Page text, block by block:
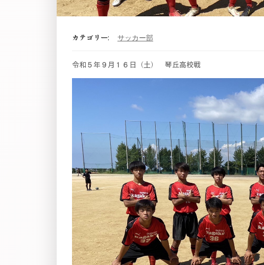
カテゴリー: サッカー部
令和５年９月１６日（土） 琴丘高校戦